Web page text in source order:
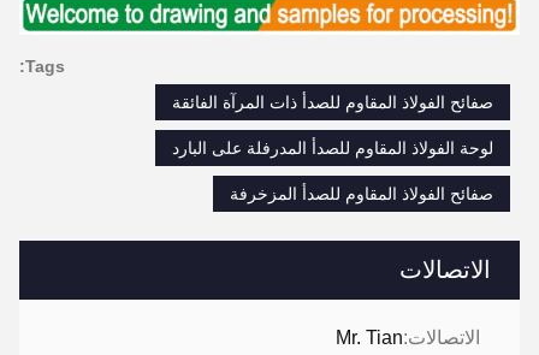
الاتصالات
الاتصالات:Mr. Tian
Tags:
صفائح الفولاذ المقاوم للصدأ ذات المرآة الفائقة
لوحة الفولاذ المقاوم للصدأ المدرفلة على البارد
صفائح الفولاذ المقاوم للصدأ المزخرفة